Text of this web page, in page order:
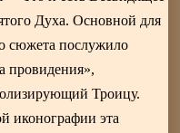
Духа. Основной для
сюжета послужило
провидения»,
Троицу.
иконографии эта